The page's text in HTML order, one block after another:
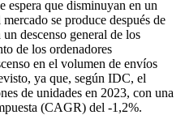
espera que disminuyan en un
se produce después de
descenso general de los
de los ordenadores
en el volumen de envíos
ya que, según IDC, el
de unidades en 2023, con una
(CAGR) del -1,2%.